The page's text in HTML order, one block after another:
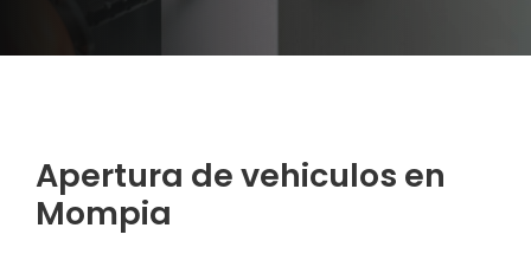
Apertura de vehiculos en
Mompia